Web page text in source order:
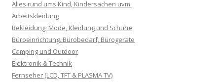
Alles rund ums Kind, Kindersachen uvm.
Arbeitskleidung
Bekleidung, Mode, Kleidung und Schuhe
Büroeinrichtung, Bürobedarf, Bürogeräte
Camping und Outdoor
Elektronik & Technik
Fernseher (LCD, TFT & PLASMA TV)